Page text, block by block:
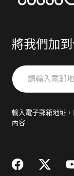
將我們加
請
輸
郵
輸入電子郵箱地址
內容